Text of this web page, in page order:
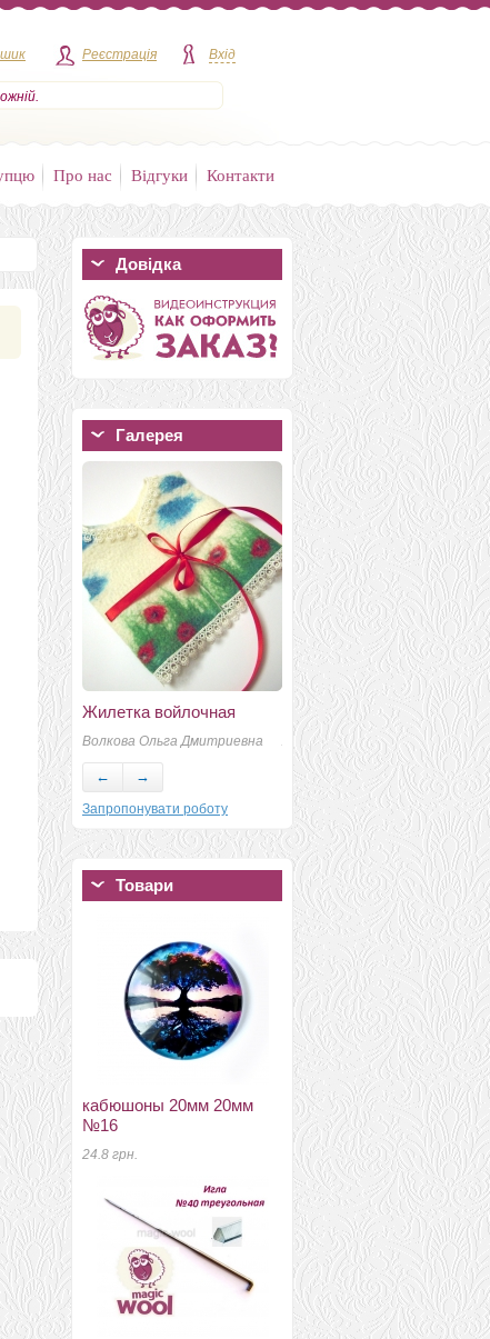
Реєстрація Вхід
Про нас Відгуки Контакти
Довідка
Галерея
Жилетка войлочная
Волкова Ольга Дмитриевна
Котёнок Сеня
Анна Ставицкая
← →
Запропонувати роботу
Товари
кабюшоны 20мм 20мм
№16
24.8 грн.
муліне для вишивання
№3 бововна
8 грн.